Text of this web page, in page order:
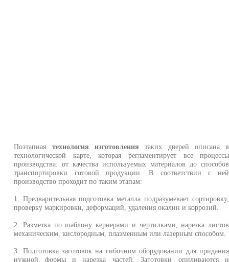
Поэтапная технология изготовления таких дверей описана в
технологической карте, которая регламентирует все процессы
производства: от качества используемых материалов до способов
транспортировки готовой продукции. В соответствии с ней
производство проходит по таким этапам:
1. Предварительная подготовка металла подразумевает сортировку,
проверку маркировки, деформаций, удаления окалин и коррозий.
2. Разметка по шаблону кернерами и чертилками, нарезка листов
механическим, кислородным, плазменным или лазерным способом.
3. Подготовка заготовок на гибочном оборудовании для придания
нужной формы и нарезка частей. Заготовки опиливаются и